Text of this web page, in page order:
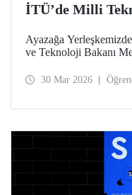
İTÜ’de Milli
Ayazağa
ve Teknoloji Bakanı
30 Mar 2026